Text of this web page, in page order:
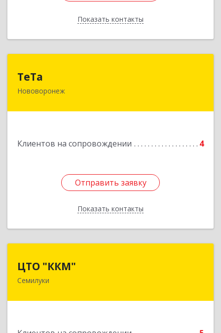
Показать контакты
Назад
ТеТа
Нововоронеж
Клиентов на сопровождении 4
Отправить заявку
Показать контакты
396 073, Нововоронеж г, а/я, дом № 30
Отправить заявку
Назад
ЦТО "ККМ"
Семилуки